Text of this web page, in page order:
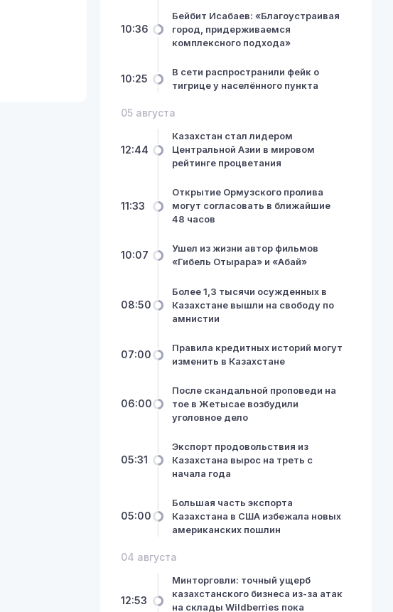
10:36
Бейбит Исабаев: «Благоустраивая
город, придерживаемся
комплексного подхода»
10:25
В сети распространили фейк о
тигрице у населённого пункта
05 августа
12:44
Казахстан стал лидером
Центральной Азии в мировом
рейтинге процветания
11:33
Открытие Ормузского пролива
могут согласовать в ближайшие
48 часов
10:07
Ушел из жизни автор фильмов
«Гибель Отырара» и «Абай»
08:50
Более 1,3 тысячи осужденных в
Казахстане вышли на свободу по
амнистии
07:00
Правила кредитных историй могут
изменить в Казахстане
06:00
После скандальной проповеди на
тое в Жетысае возбудили
уголовное дело
05:31
Экспорт продовольствия из
Казахстана вырос на треть с
начала года
05:00
Большая часть экспорта
Казахстана в США избежала новых
американских пошлин
04 августа
12:53
Минторговли: точный ущерб
казахстанского бизнеса из-за атак
на склады Wildberries пока